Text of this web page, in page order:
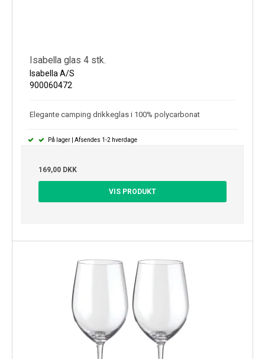
Isabella glas 4 stk.
Isabella A/S
900060472
Elegante camping drikkeglas i 100% polycarbonat
På lager | Afsendes 1-2 hverdage
169,00 DKK
VIS PRODUKT